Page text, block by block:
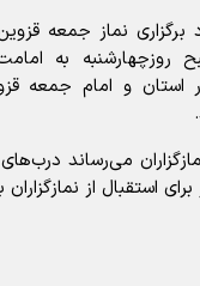
برگزاری نماز جمعه
۷ صبح روزچهارشنبه به
استان و امام جمعه
می‌رساند